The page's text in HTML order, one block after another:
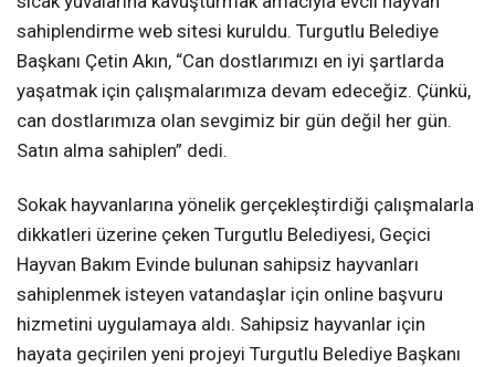
sahiplendirme web sitesi kuruldu. Turgutlu Belediye
Başkanı Çetin Akın, “Can dostlarımızı en iyi şartlarda
yaşatmak için çalışmalarımıza devam edeceğiz. Çünkü,
can dostlarımıza olan sevgimiz bir gün değil her gün.
Satın alma sahiplen” dedi.
Sokak hayvanlarına yönelik gerçekleştirdiği çalışmalarla
dikkatleri üzerine çeken Turgutlu Belediyesi, Geçici
Hayvan Bakım Evinde bulunan sahipsiz hayvanları
sahiplenmek isteyen vatandaşlar için online başvuru
hizmetini uygulamaya aldı. Sahipsiz hayvanlar için
hayata geçirilen yeni projeyi Turgutlu Belediye Başkanı